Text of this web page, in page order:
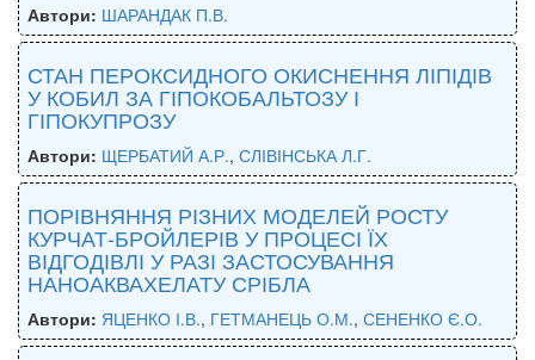
Автори: ШАРАНДАК П.В.
СТАН ПЕРОКСИДНОГО ОКИСНЕННЯ ЛІПІДІВ
У КОБИЛ ЗА ГІПОКОБАЛЬТОЗУ І
ГІПОКУПРОЗУ
Автори: ЩЕРБАТИЙ А.Р., СЛІВІНСЬКА Л.Г.
ПОРІВНЯННЯ РІЗНИХ МОДЕЛЕЙ РОСТУ
КУРЧАТ-БРОЙЛЕРІВ У ПРОЦЕСІ ЇХ
ВІДГОДІВЛІ У РАЗІ ЗАСТОСУВАННЯ
НАНОАКВАХЕЛАТУ СРІБЛА
Автори: ЯЦЕНКО І.В., ГЕТМАНЕЦЬ О.М., СЕНЕНКО Є.О.